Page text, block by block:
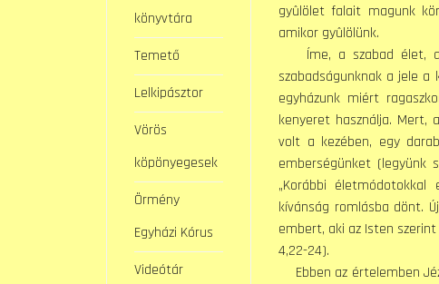
könyvtára
Temető
Lelkipásztor
Vörös
köpönyegesek
Örmény
Egyházi Kórus
Videótár
gyûlölet falait magunk
amikor gyûlölünk.
Íme, a szabad élet,
szabadságunknak a jele a
egyházunk miért
kenyeret használja. Mert,
volt a kezében, egy
emberségünket (legyünk
„Korábbi
kívánság romlásba dönt.
embert, aki az Isten
4,22-24).
Ebben az értelemben